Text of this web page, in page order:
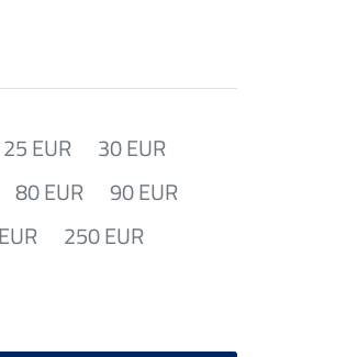
25 EUR
30 EUR
80 EUR
90 EUR
250 EUR